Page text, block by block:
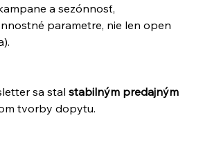
a sezónnosť,
parametre, nie len open
sa stal stabilným predajným
tvorby dopytu.